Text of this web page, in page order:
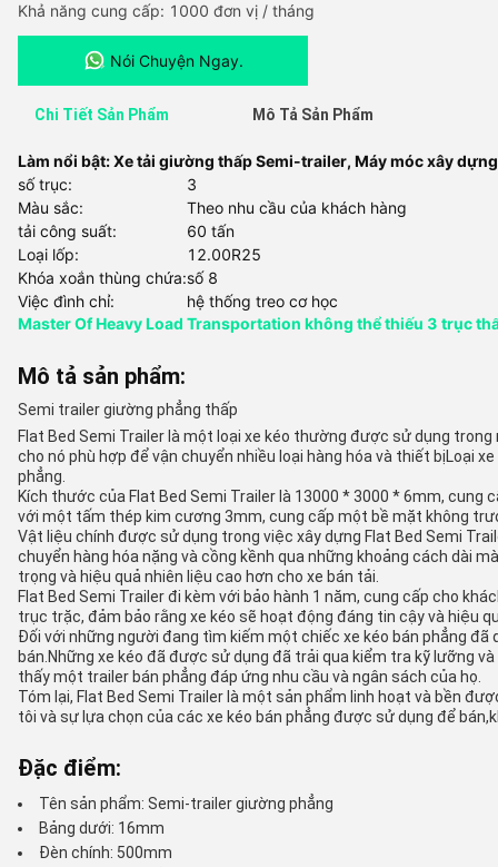
Khả năng cung cấp: 1000 đơn vị / tháng
Nói Chuyện Ngay.
Chi Tiết Sản Phẩm Mô Tả Sản Phẩm
Làm nổi bật:Xe tải giường thấp Semi-trailer, Máy móc xây
số trục:
3
Màu sắc:
Theo nhu cầu của khách hàng
tải công suất:
60 tấn
Loại lốp:
12.00R25
Khóa xoắn thùng chứa:số 8
Việc đình chỉ:
hệ thống treo cơ học
Master Of Heavy Load Transportation không thể thiếu 3 trục
Mô tả sản phẩm:
Semi trailer giường phẳng thấp
Flat Bed Semi Trailer là một loại xe kéo thường được sử dụng
cho nó phù hợp để vận chuyển nhiều loại hàng hóa và thiết bịLoại
phẳng.
Kích thước của Flat Bed Semi Trailer là 13000 * 3000 * 6mm,
với một tấm thép kim cương 3mm, cung cấp một bề mặt không
Vật liệu chính được sử dụng trong việc xây dựng Flat Bed Semi
chuyển hàng hóa nặng và cồng kềnh qua những khoảng cách dài
trọng và hiệu quả nhiên liệu cao hơn cho xe bán tải.
Flat Bed Semi Trailer đi kèm với bảo hành 1 năm, cung cấp cho
trục trặc, đảm bảo rằng xe kéo sẽ hoạt động đáng tin cậy và hiệu
Đối với những người đang tìm kiếm một chiếc xe kéo bán phẳng
bán.Những xe kéo đã được sử dụng đã trải qua kiểm tra kỹ lưỡng
thấy một trailer bán phẳng đáp ứng nhu cầu và ngân sách của họ.
Tóm lại, Flat Bed Semi Trailer là một sản phẩm linh hoạt và bền
tôi và sự lựa chọn của các xe kéo bán phẳng được sử dụng để
Đặc điểm:
Tên sản phẩm: Semi-trailer giường phẳng
Bảng dưới: 16mm
Đèn chính: 500mm